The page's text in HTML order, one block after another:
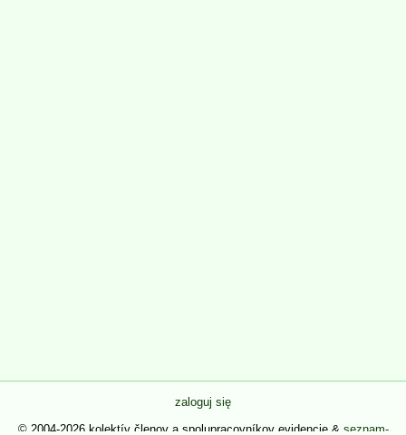
zaloguj się
© 2004-2026 kolektív členov a spolupracovníkov evidencie & seznam-